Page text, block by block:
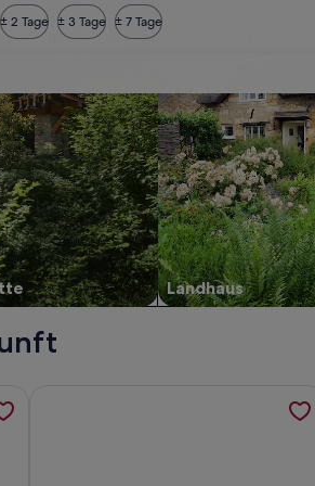
± 2 Tage ± 3 Tage ± 7 Tage
Landhaus